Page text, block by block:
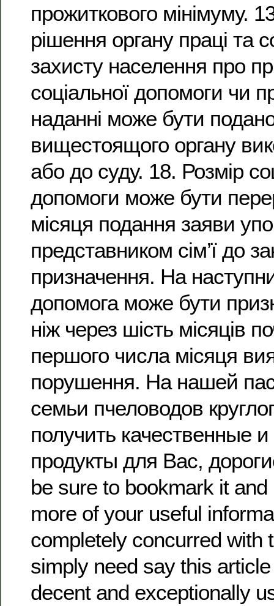
прожиткового мінімуму.
рішення органу праці та
захисту населення про
соціальної допомоги чи
наданні може бути
вищестоящого органу
або до суду. 18. Розмір
допомоги може бути
місяця подання заяви
представником сім’ї до
призначення. На
допомога може бути
ніж через шість місяців
першого числа місяця
порушення. На нашей
семьи пчеловодов
получить качественные
продукты для Вас,
be sure to bookmark it
more of your useful
completely concurred with
simply need say this
decent and exceptionally